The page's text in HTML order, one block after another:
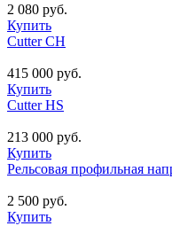
2 080 руб.
Купить
Cutter CH
415 000 руб.
Купить
Cutter HS
213 000 руб.
Купить
Рельсовая профильная
2 500 руб.
Купить